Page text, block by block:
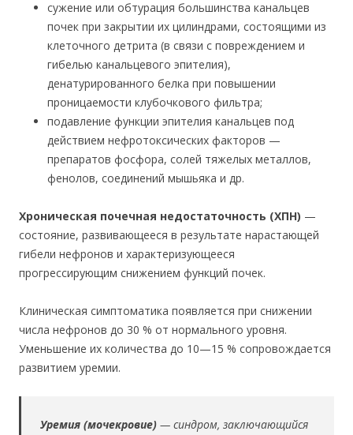
сужение или обтурация большинства канальцев
почек при закрытии их цилиндрами, состоящими из
клеточного детрита (в связи с повреждением и
гибелью канальцевого эпителия),
денатурированного белка при повышении
проницаемости клубочкового фильтра;
подавление функции эпителия канальцев под
действием нефротоксических факторов —
препаратов фосфора, солей тяжелых металлов,
фенолов, соединений мышьяка и др.
Хроническая почечная недостаточность (ХПН) —
состояние, развивающееся в результате нарастающей
гибели нефронов и характеризующееся
прогрессирующим снижением функций почек.
Клиническая симптоматика появляется при снижении
числа нефронов до 30 % от нормального уровня.
Уменьшение их количества до 10—15 % сопровождается
развитием уремии.
Уремия (мочекровие) — синдром, заключающийся